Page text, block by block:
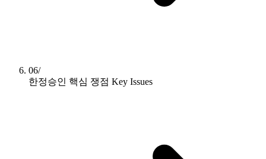
06/
한정승인 핵심 쟁점 Key Issues